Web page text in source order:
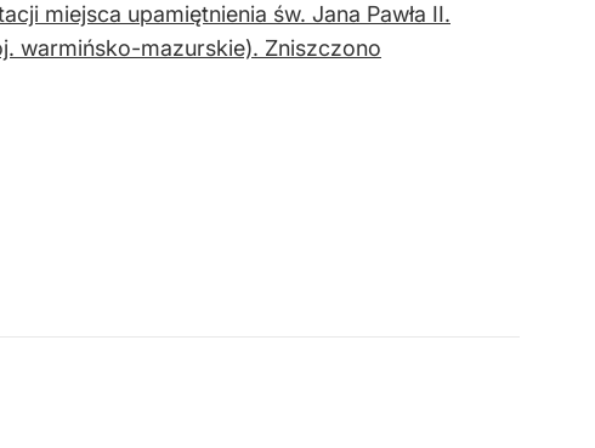
miejsca upamiętnienia św. Jana Pawła II.
warmińsko-mazurskie). Zniszczono